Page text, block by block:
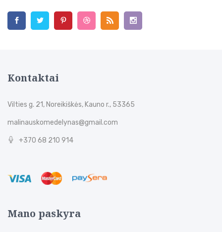
Kontaktai
Vilties g. 21, Noreikiškės, Kauno r., 53365
malinauskomedelynas@gmail.com
+370 68 210 914
Mano paskyra